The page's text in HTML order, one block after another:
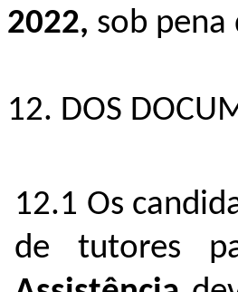
2022, sob pena
12. DOS
12.1 Os
de tutores